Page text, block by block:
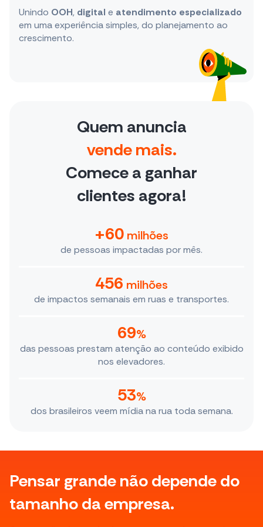
Unindo OOH, digital e atendimento especializado
em uma experiência simples, do planejamento ao
crescimento.
Quem anuncia
vende mais.
Comece a ganhar
clientes agora!
+60 milhões
de pessoas impactadas por mês.
456 milhões
de impactos semanais em ruas e transportes.
69%
das pessoas prestam atenção ao conteúdo exibido
nos elevadores.
53%
dos brasileiros veem mídia na rua toda semana.
Pensar grande não depende do
tamanho da empresa.